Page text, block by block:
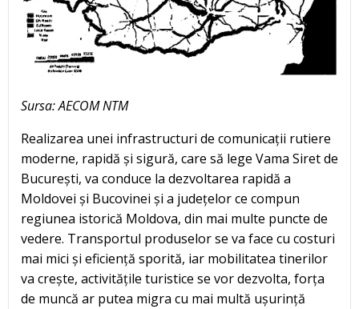
Sursa: AECOM NTM
Realizarea unei infrastructuri de comunicații rutiere
moderne, rapidă și sigură, care să lege Vama Siret de
București, va conduce la dezvoltarea rapidă a
Moldovei și Bucovinei și a județelor ce compun
regiunea istorică Moldova, din mai multe puncte de
vedere. Transportul produselor se va face cu costuri
mai mici și eficiență sporită, iar mobilitatea tinerilor
va crește, activitățile turistice se vor dezvolta, forța
de muncă ar putea migra cu mai multă ușurință